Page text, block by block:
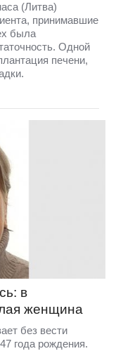
(Литва)
принимавшие
была
Одной
печени,
в
женщина
без вести
года рождения.